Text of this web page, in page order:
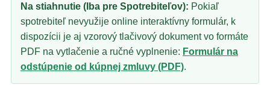
Na stiahnutie (Iba pre Spotrebiteľov): Pokiaľ
spotrebiteľ nevyužije online interaktívny formulár, k
dispozícii je aj vzorový tlačivový dokument vo formáte
PDF na vytlačenie a ručné vyplnenie: Formulár na
odstúpenie od kúpnej zmluvy (PDF).